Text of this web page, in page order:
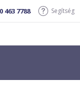
463 7788 Segítség